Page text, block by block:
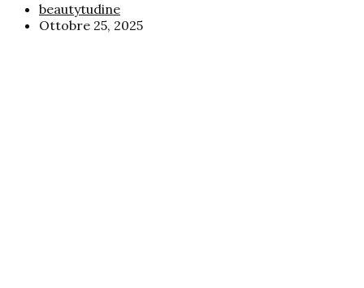
beautytudine
Ottobre 25, 2025